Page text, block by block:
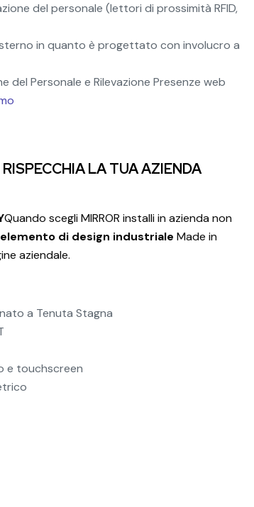
del personale (lettori di prossimità RFID,
in quanto è progettato con involucro a
del Personale e Rilevazione Presenze web
LA TUA AZIENDA
Quando scegli MIRROR installi in azienda non
elemento di design industriale Made in
aziendale.
a Tenuta Stagna
e touchscreen